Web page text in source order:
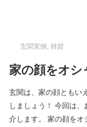
玄関実例 雑貨
家の顔をオシ
玄関は、家の顔ともい
しましょう！ 今回は
介します。 家の顔をオ